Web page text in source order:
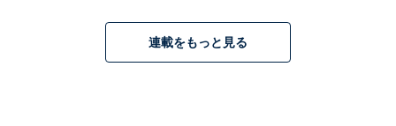
連載をもっと見る